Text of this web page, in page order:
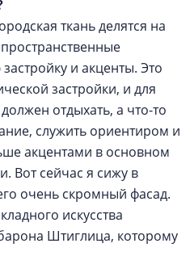
ткань делятся на
и акценты. Это
застройки, и для
отдыхать, а что-то
служить ориентиром и
акцентами в основном
Вот сейчас я сижу в
очень скромный фасад.
искусства
Штиглица, которому